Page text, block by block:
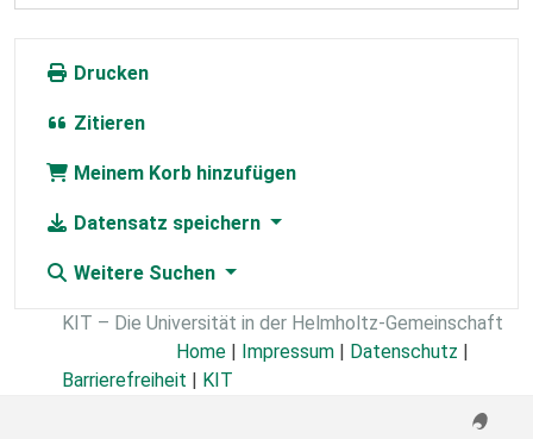
Drucken
Zitieren
Meinem Korb hinzufügen
Datensatz speichern
Weitere Suchen
KIT – Die Universität in der Helmholtz-Gemeinschaft
Home
Impressum Datenschutz
Barrierefreiheit
KIT